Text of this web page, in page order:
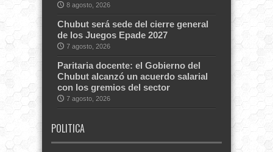
8 agosto, 2026
Chubut será sede del cierre general
de los Juegos Epade 2027
7 agosto, 2026
Paritaria docente: el Gobierno del
Chubut alcanzó un acuerdo salarial
con los gremios del sector
7 agosto, 2026
POLITICA